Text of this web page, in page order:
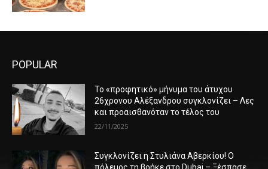
POPULAR
Το «προφητικό» μήνυμα του άτυχου
26χρονου Αλέξανδρου συγκλονίζει – Λες
και προαισθανόταν το τέλος του
22/11/2025
Συγκλονίζει η Στυλιάνα Αβερκίου! Ο